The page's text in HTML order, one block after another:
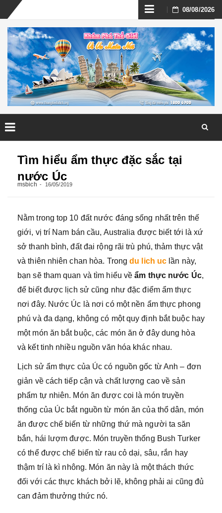
Skip
to
content
08/08/2026
Tìm hiểu ẩm thực đặc sắc tại
nước Úc
msbich 16/05/2019
Nằm trong top 10 đất nước đáng sống nhất trên thế
giới, vị trí Nam bán cầu, Australia được biết tới là xứ
sở thanh bình, đất đai rộng rãi trù phú, thảm thực vật
và thiên nhiên chan hòa. Trongdu lich uc lần này,
bạn sẽ tham quan và tìm hiểu vềẩm thực nước Úc,
để biết được lịch sử cũng như đặc điểm ẩm thực
nơi đây. Nước Úc là nơi có một nền ẩm thực phong
phú và đa dạng, không có một quy định bắt buộc hay
một món ăn bắt buộc, các món ăn ở đây dung hòa
và kết tinh nhiều nguồn văn hóa khác nhau.
Lịch sử ẩm thực của Úc có nguồn gốc từ Anh – đơn
giản về cách tiếp cận và chất lượng cao về sản
phẩm tự nhiên. Món ăn được coi là món truyền
thống của Úc bắt nguồn từ món ăn của thổ dân, món
ăn được chế biến từ những thứ mà người ta săn
bắn, hái lượm được. Món truyền thống Bush Turker
có thể được chế biến từ rau cỏ dại, sâu, rắn hay
thậm trí là kì nhông. Món ăn này là một thách thức
đối với các thực khách bởi lẽ, không phải ai cũng đủ
can đảm thưởng thức nó.